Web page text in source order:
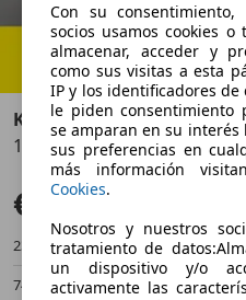
Anterior
Kia Ceed / cee'd
1.0 T-GDI Concept 100
€ 16.000
23.015 km
74 kW (101 CV)
Con su
socios usamos cookies
almacenar, acceder y
como sus visitas a esta
IP y los identificadores de
le piden consentimiento
se amparan en su
sus preferencias en
más información
Cookies.
Nosotros y nuestros
tratamiento de
un dispositivo y/o
activamente las